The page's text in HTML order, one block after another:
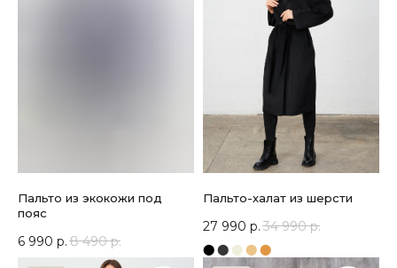
Пальто из экокожи под
пояс
6 990 р. 8 490 р.
Пальто-халат из шерсти
27 990 р. 34 990 р.
⬤ ⬤ ⬤ ⬤ ⬤